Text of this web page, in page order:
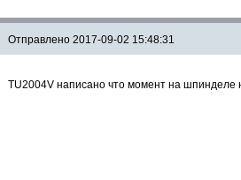
Отправлено 2017-09-02 15:48:31
TU2004V написано что момент на шпинделе